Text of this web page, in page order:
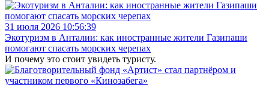
31 июля 2026 10:56:39
Экотуризм в Анталии: как иностранные жители Газипаши
помогают спасать морских черепах
И почему это стоит увидеть туристу.